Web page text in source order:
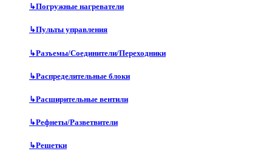
↳Погружные нагреватели
↳Пульты управления
↳Разъемы/Соединители/Переходники
↳Распределительные блоки
↳Расширительные вентили
↳Рефнеты/Разветвители
↳Решетки